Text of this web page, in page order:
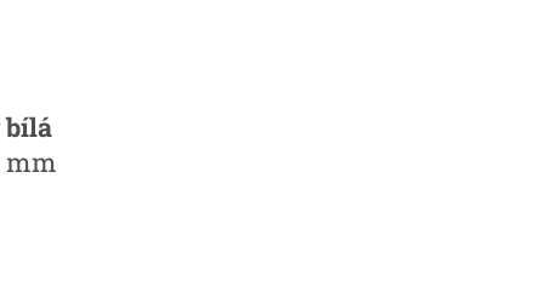
bílá
mm